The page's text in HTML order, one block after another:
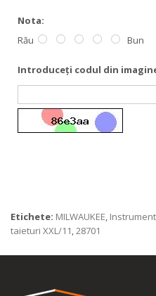
Nota:
Rău
Bun
Introduceţi codul din
Etichete: MILWAUKEE,
taieturi XXL/11,28701